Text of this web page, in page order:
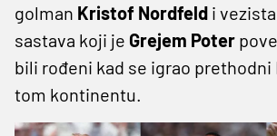
golman Kristof Nordfeld i vezista
sastava koji je Grejem Poter
bili rođeni kad se igrao prethodni
tom kontinentu.